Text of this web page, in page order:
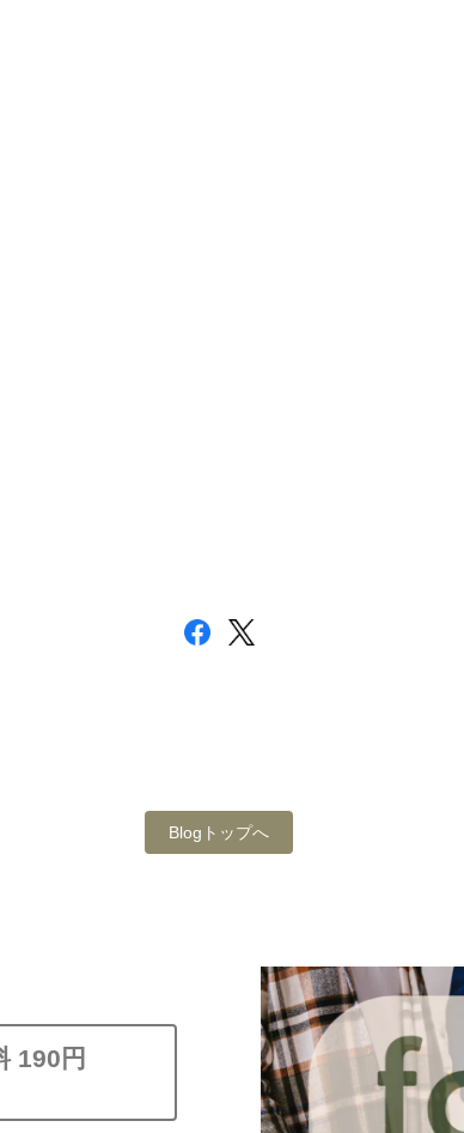
Blogトップへ
190円